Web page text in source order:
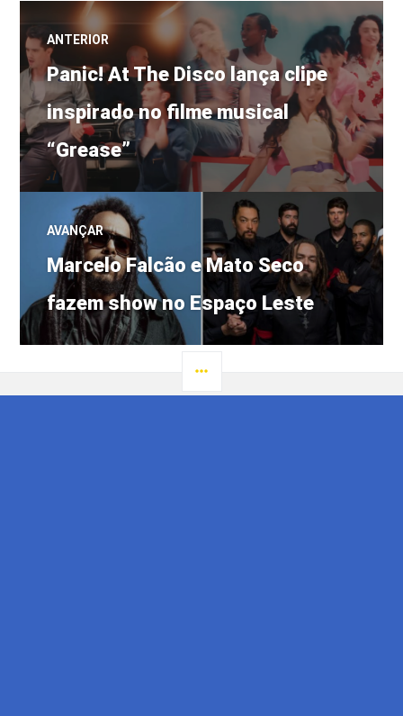
Navegação
de
Post
ANTERIOR
Post
anterior:
Panic! At The Disco lança clipe
inspirado no filme musical
“Grease”
AVANÇAR
Próximo
post:
Marcelo Falcão e Mato Seco
fazem show no Espaço Leste